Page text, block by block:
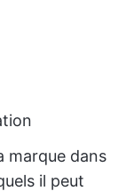
marque dans
il peut